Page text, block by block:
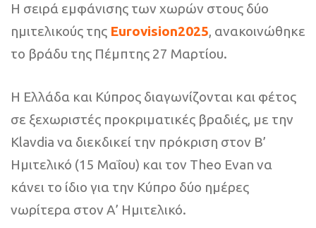
H σειρά εμφάνισης των χωρών στους δύο
ημιτελικούς της Eurovision2025, ανακοινώθηκε
το βράδυ της Πέμπτης 27 Μαρτίου.
Η Ελλάδα και Κύπρος διαγωνίζονται και φέτος
σε ξεχωριστές προκριματικές βραδιές, με την
Klavdia να διεκδικεί την πρόκριση στον Β’
Ημιτελικό (15 Μαΐου) και τον Theo Evan να
κάνει το ίδιο για την Κύπρο δύο ημέρες
νωρίτερα στον Α’ Ημιτελικό.